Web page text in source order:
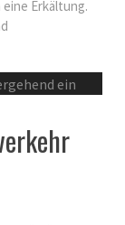
Erkältung.